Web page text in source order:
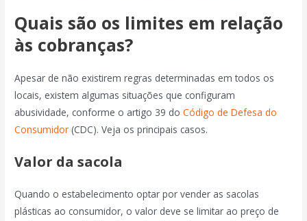
Quais são os limites em relação
às cobranças?
Apesar de não existirem regras determinadas em todos os
locais, existem algumas situações que configuram
abusividade, conforme o artigo 39 doCódigo de Defesa do
Consumidor (CDC). Veja os principais casos.
Valor da sacola
Quando o estabelecimento optar por vender as sacolas
plásticas ao consumidor, o valor deve se limitar ao preço de